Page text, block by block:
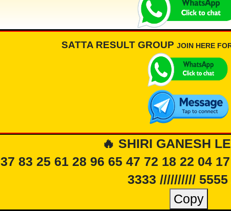
SATTA RESULT GROUP JOIN HERE FOR
🔥 SHIRI GANESH
37 83 25 61 28 96 65 47 72 18 22 04
3333 ////////// 5555
Copy